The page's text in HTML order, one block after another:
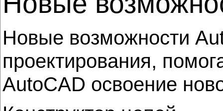
Новые возможности
проектирования,
AutoCAD освоение